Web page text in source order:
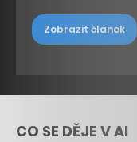
Zobrazit článek
CO SE DĚJE V AI